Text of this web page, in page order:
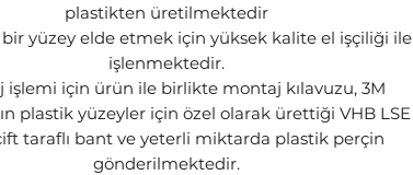
plastikten üretilmektedir
yüzey elde etmek için yüksek kalite el işçiliği ile
işlenmektedir.
işlemi için ürün ile birlikte montaj kılavuzu, 3M
plastik yüzeyler için özel olarak ürettiği VHB LSE
taraflı bant ve yeterli miktarda plastik perçin
gönderilmektedir.